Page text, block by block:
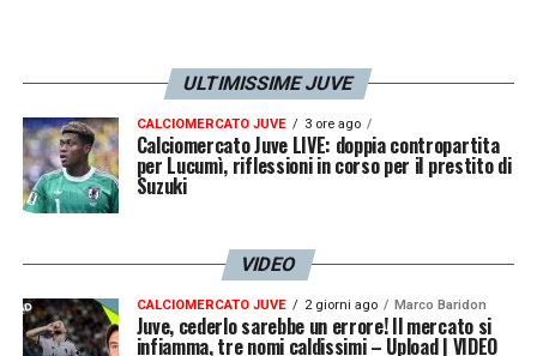
ULTIMISSIME JUVE
CALCIOMERCATO JUVE 3 ore ago
Calciomercato Juve LIVE: doppia contropartita
per Lucumì, riflessioni in corso per il prestito di
Suzuki
VIDEO
CALCIOMERCATO JUVE 2 giorni ago Marco Baridon
Juve, cederlo sarebbe un errore! Il mercato si
infiamma, tre nomi caldissimi – Upload | VIDEO